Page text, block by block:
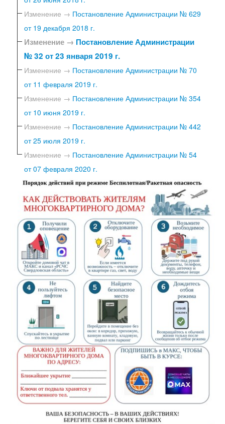
Изменение → Постановление Администрации № 629
от 19 декабря 2018 г.
Изменение → Постановление Администрации
№ 32 от 23 января 2019 г.
Изменение → Постановление Администрации № 70
от 11 февраля 2019 г.
Изменение → Постановление Администрации № 354
от 10 июня 2019 г.
Изменение → Постановление Администрации № 442
от 25 июля 2019 г.
Изменение → Постановление Администрации № 54
от 07 февраля 2020 г.